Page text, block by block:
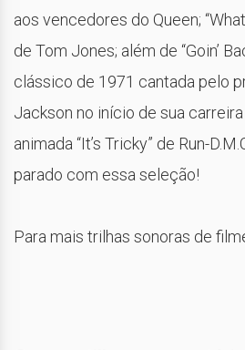
aos vencedores do Queen;
de Tom Jones; além de “Goin’
clássico de 1971 cantada pelo
Jackson no início de sua
animada “It’s Tricky” de Run-
parado com essa seleção!
Para mais trilhas sonoras de